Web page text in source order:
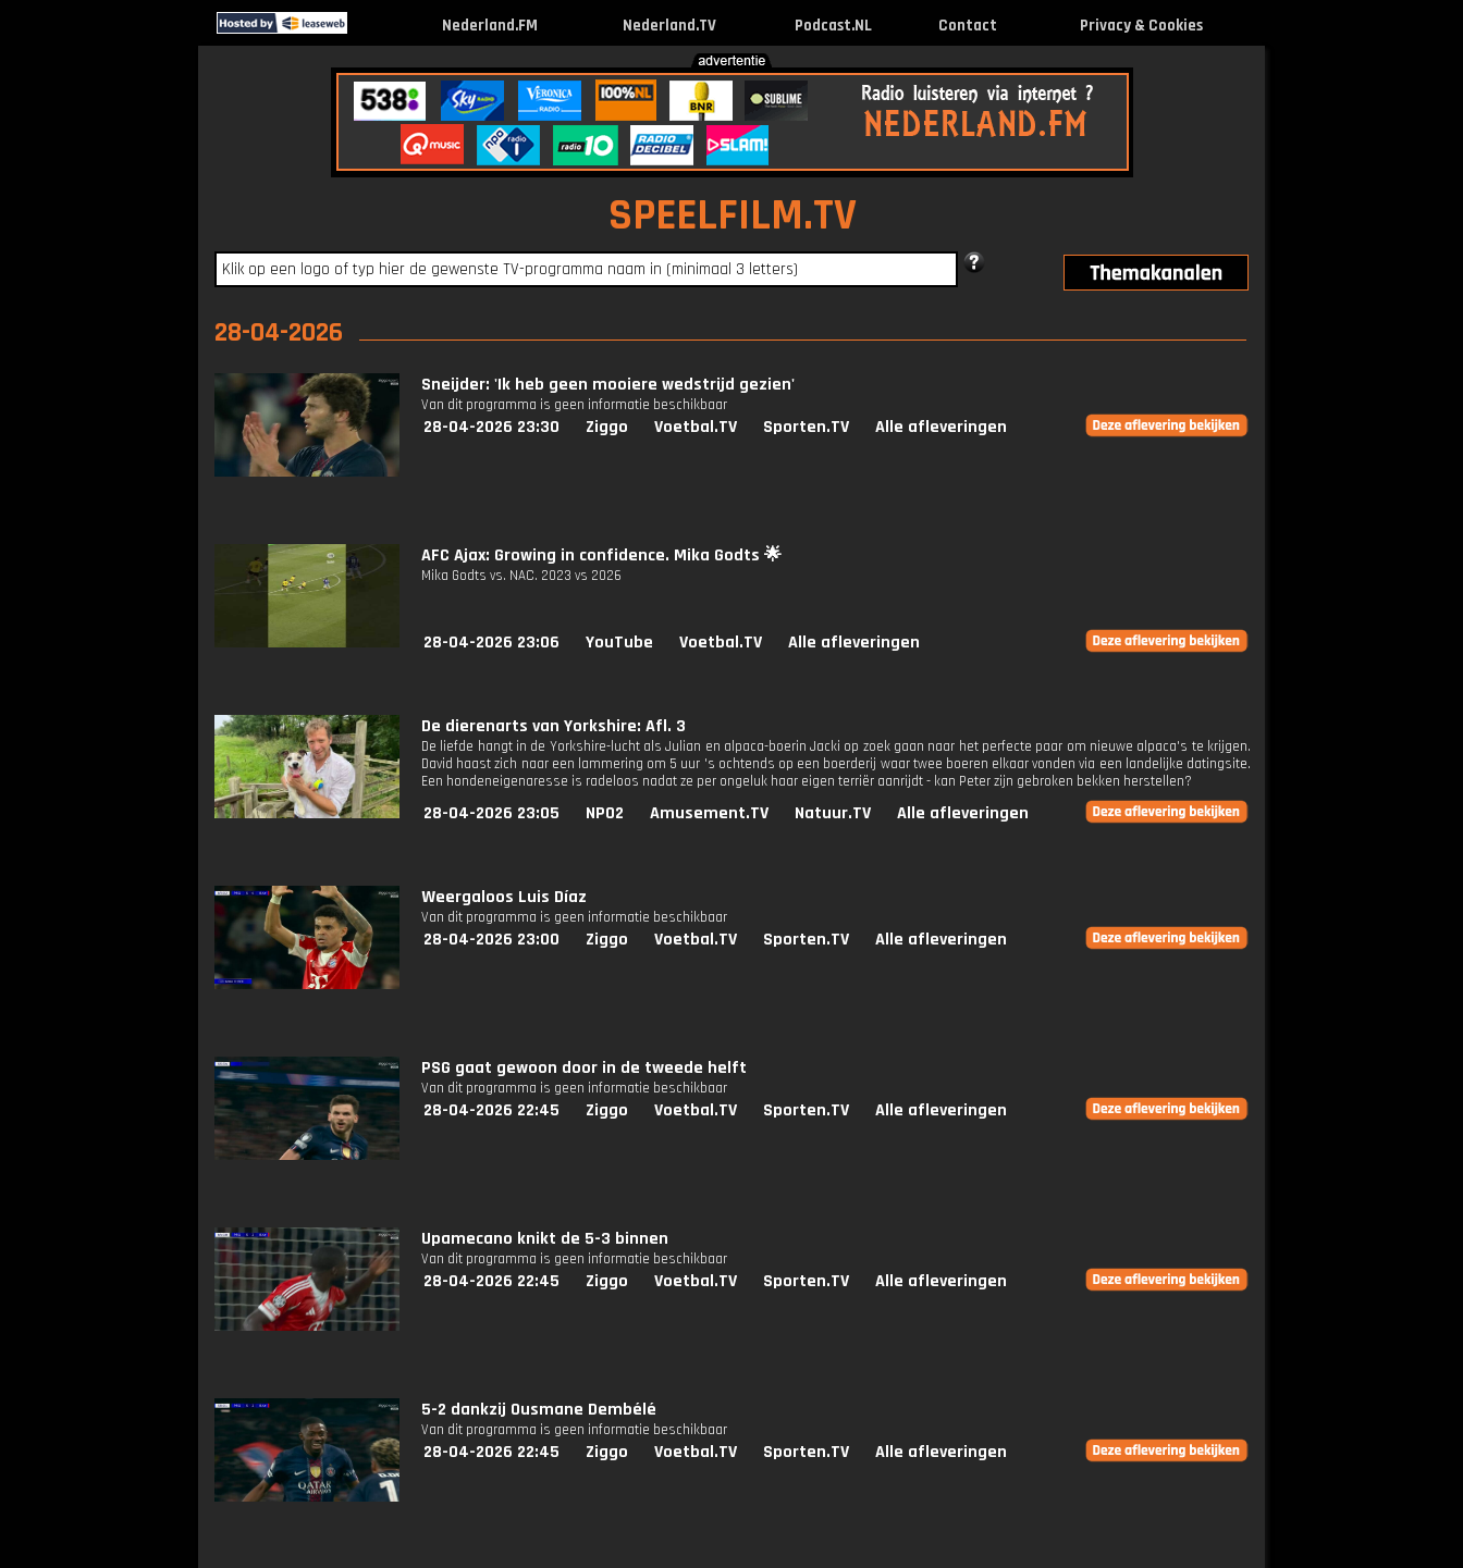
Nederland.FM Nederland.TV Podcast.NL Contact Privacy & Cookies
SPEELFILM.TV
28-04-2026
Sneijder: 'Ik heb geen mooiere wedstrijd gezien'
Van dit programma is geen informatie beschikbaar
28-04-2026 23:30 Ziggo Voetbal.TV Sporten.TV Alle afleveringen
AFC Ajax: Growing in confidence. Mika Godts 🌟
Mika Godts vs. NAC. 2023 vs 2026
28-04-2026 23:06 YouTube Voetbal.TV Alle afleveringen
De dierenarts van Yorkshire: Afl. 3
De liefde hangt in de Yorkshire-lucht als Julian en alpaca-boerin Jacki op zoek gaan naar het perfecte paar om nieuwe alpaca's te krijgen.
David haast zich naar een lammering om 5 uur 's ochtends op een boerderij waar twee boeren elkaar vonden via een landelijke datingsite.
Een hondeneigenaresse is radeloos nadat ze per ongeluk haar eigen terriër aanrijdt - kan Peter zijn gebroken bekken herstellen?
28-04-2026 23:05 NPO2 Amusement.TV Natuur.TV Alle afleveringen
Weergaloos Luis Díaz
Van dit programma is geen informatie beschikbaar
28-04-2026 23:00 Ziggo Voetbal.TV Sporten.TV Alle afleveringen
PSG gaat gewoon door in de tweede helft
Van dit programma is geen informatie beschikbaar
28-04-2026 22:45 Ziggo Voetbal.TV Sporten.TV Alle afleveringen
Upamecano knikt de 5-3 binnen
Van dit programma is geen informatie beschikbaar
28-04-2026 22:45 Ziggo Voetbal.TV Sporten.TV Alle afleveringen
5-2 dankzij Ousmane Dembélé
Van dit programma is geen informatie beschikbaar
28-04-2026 22:45 Ziggo Voetbal.TV Sporten.TV Alle afleveringen